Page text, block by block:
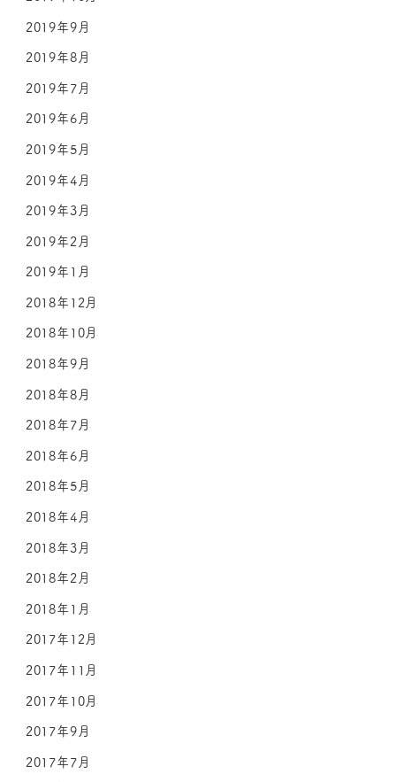
2019年9月
2019年8月
2019年7月
2019年6月
2019年5月
2019年4月
2019年3月
2019年2月
2019年1月
2018年12月
2018年10月
2018年9月
2018年8月
2018年7月
2018年6月
2018年5月
2018年4月
2018年3月
2018年2月
2018年1月
2017年12月
2017年11月
2017年10月
2017年9月
2017年7月